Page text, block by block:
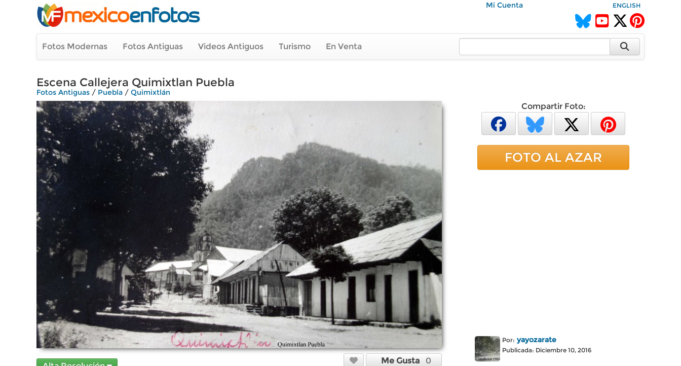
Mi Cuenta ENGLISH
Fotos Modernas Fotos Antiguas Videos Antiguos Turismo En Venta
Escena Callejera Quimixtlan Puebla
Fotos Antiguas / Puebla / Quimixtlán
Me Gusta 0
Compartir Foto:
FOTO AL AZAR
Por: yayozarate
Publicada: Diciembre 10, 2016